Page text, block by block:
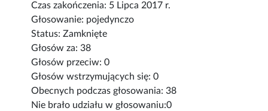
Czas zakończenia: 5 Lipca 2017 r.
Głosowanie: pojedynczo
Status: Zamknięte
Głosów za: 38
Głosów przeciw: 0
Głosów wstrzymujących się: 0
Obecnych podczas głosowania: 38
Nie brało udziału w głosowaniu:0